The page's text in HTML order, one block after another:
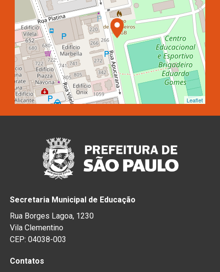
Leaflet
Secretaria Municipal de Educação
Rua Borges Lagoa, 1230
Vila Clementino
CEP: 04038-003
Contatos